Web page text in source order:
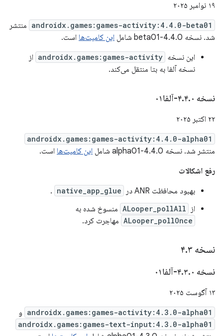
۱۹ نوامبر ۲۰۲۵
androidx.games:games-activity:4.4.0-beta01 منتشر
شد. نسخه 4.4.0-beta01 شامل
این کامیت‌ها است.
این نسخه androidx.games:games-activity از
نسخه آلفا به بتا منتقل می‌کند.
نسخه ۴ .۴.۰-آلفا۰۱
۲۲ اکتبر ۲۰۲۵
androidx.games:games-activity:4.4.0-alpha01
منتشر شد. نسخه 4.4.0-alpha01 شامل این کامیت‌ها است.
رفع اشکالات
بهبود محافظت ANR در
native_app_glue
.
از
ALooper_pollAll منسوخ شده به
ALooper_pollOnce مهاجرت کرد.
نسخه ۴ .۳
نسخه ۴ .۳.۰-آلفا۰۱
۱۳ آگوست ۲۰۲۵
androidx.games:games-activity:4.3.0-alpha01 و
androidx.games:games-text-input:4.3.0-alpha01